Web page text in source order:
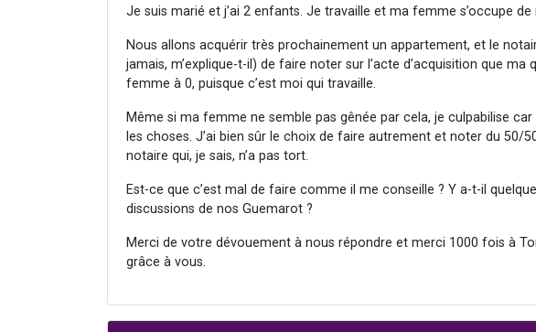
Je suis marié et j’ai 2 enfants. Je travaille et ma femme s’occupe
Nous allons acquérir très prochainement un appartement, et le
jamais, m’explique-t-il) de faire noter sur l’acte d’acquisition que
femme à 0, puisque c’est moi qui travaille.
Même si ma femme ne semble pas gênée par cela, je culpabilise
les choses. J’ai bien sûr le choix de faire autrement et noter du 50/
notaire qui, je sais, n’a pas tort.
Est-ce que c’est mal de faire comme il me conseille ? Y a-t-il
discussions de nos Guemarot ?
Merci de votre dévouement à nous répondre et merci 1000 fois à
grâce à vous.